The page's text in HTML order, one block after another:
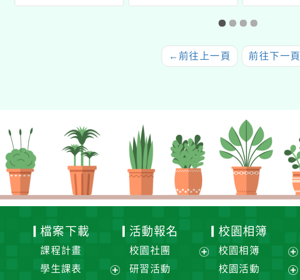
年級學生課後照顧班錄
5月3D列印教師研習資
← 前往上一頁 前往下一頁
檔案下載
課程計畫
學生課表
活動報名
校園社團
研習活動
校園相簿
校園相簿
展
校園活動